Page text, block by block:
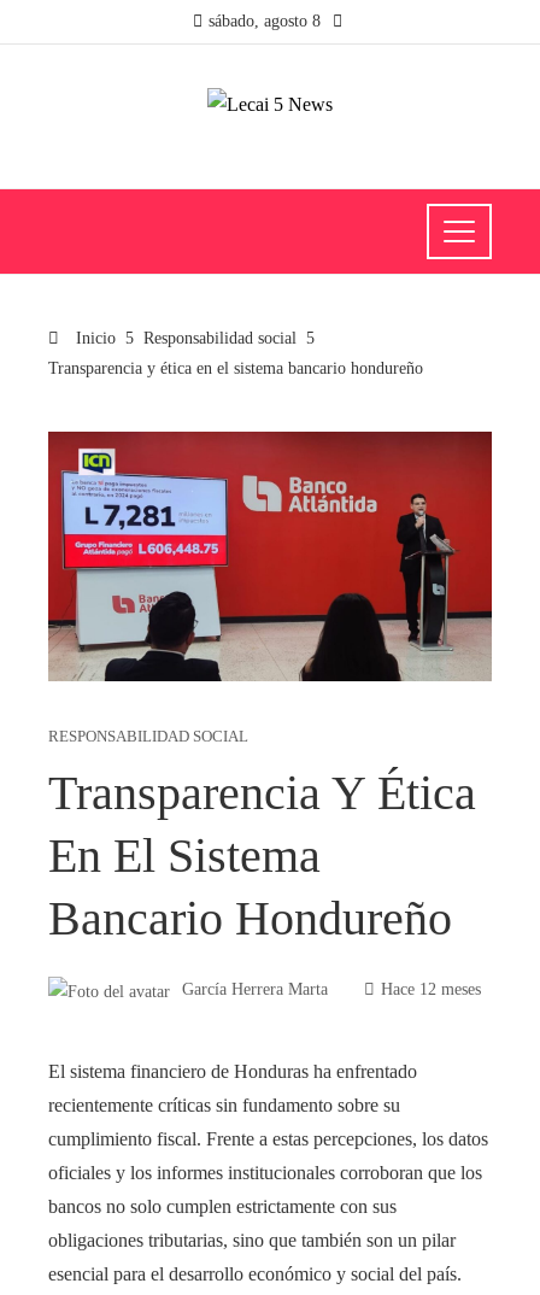
sábado, agosto 8
Inicio
Responsabilidad social
Transparencia y ética en el sistema bancario hondureño
RESPONSABILIDAD SOCIAL
Transparencia Y Ética
En El Sistema
Bancario Hondureño
García Herrera Marta Hace 12 meses
El sistema financiero de Honduras ha enfrentado
recientemente críticas sin fundamento sobre su
cumplimiento fiscal. Frente a estas percepciones, los datos
oficiales y los informes institucionales corroboran que los
bancos no solo cumplen estrictamente con sus
obligaciones tributarias, sino que también son un pilar
esencial para el desarrollo económico y social del país.